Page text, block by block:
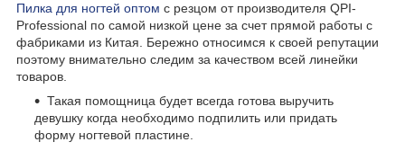
Пилка для ногтей оптом с резцом от производителя QPI-
Professional по самой низкой цене за счет прямой работы с
фабриками из Китая. Бережно относимся к своей репутации
поэтому внимательно следим за качеством всей линейки
товаров.
Такая помощница будет всегда готова выручить
девушку когда необходимо подпилить или придать
форму ногтевой пластине.